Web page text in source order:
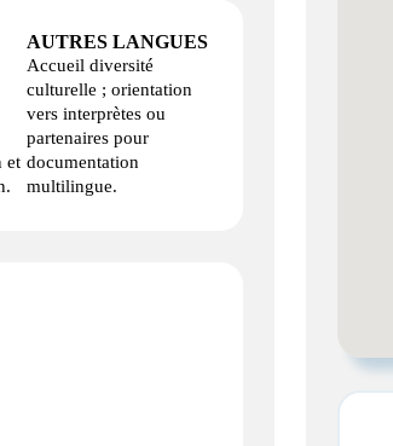
et
AUTRES LANGUES
Accueil diversité
culturelle ; orientation
vers interprètes ou
partenaires pour
documentation
multilingue.